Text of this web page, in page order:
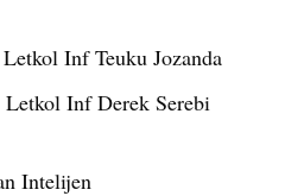
Inf Teuku Jozanda
Inf Derek Serebi
Intelijen